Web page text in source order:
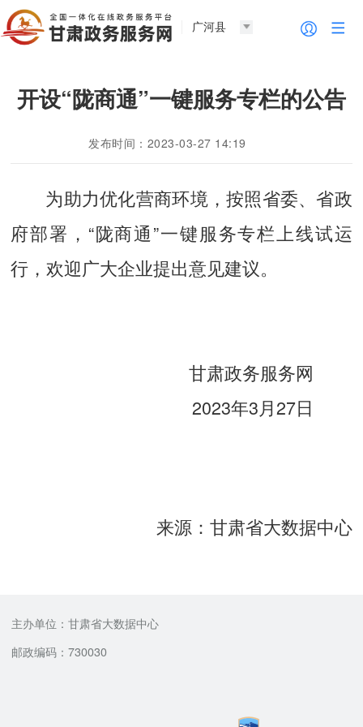
广河县
开设“陇商通”一键服务专栏的公告
发布时间：2023-03-27 14:19
为助力优化营商环境，按照省委、省政
府部署，“陇商通”一键服务专栏上线试运
行，欢迎广大企业提出意见建议。
甘肃政务服务网
2023年3月27日
来源：甘肃省大数据中心
主办单位：甘肃省大数据中心
邮政编码：730030